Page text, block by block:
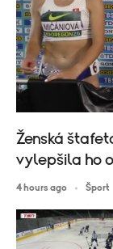
Ženská
vylepšila ho
4 hours ago Šport